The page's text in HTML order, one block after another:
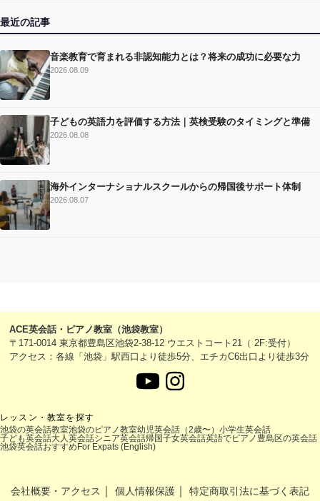
最近の記事
音楽教育で育まれる非認知能力とは？将来の成功に必要な力
2026.08.09
子どもの英語力を評価する方法｜英検受験のタイミングと準備
2026.08.08
海外インターナショナルスクールからの帰国後サポート体制
2026.08.07
ACE英会話・ピアノ教室（池袋教室）
〒171-0014 東京都豊島区池袋2-38-12 ウエストコート21（ 2F:受付）
アクセス：各線「池袋」駅西口より徒歩5分、エチカC6出口より徒歩3分
レッスン・教室を探す
池袋の英会話教室池袋のピアノ教室幼児英会話（2歳〜） 小学生英会話
子ども英会話大人英会話シニア英会話帰国子女英会話英語でピアノ 豊島区の英会話
池袋英会話おすすめFor Expats (English)
会社概要・アクセス 個人情報保護 特定商取引法に基づく表記